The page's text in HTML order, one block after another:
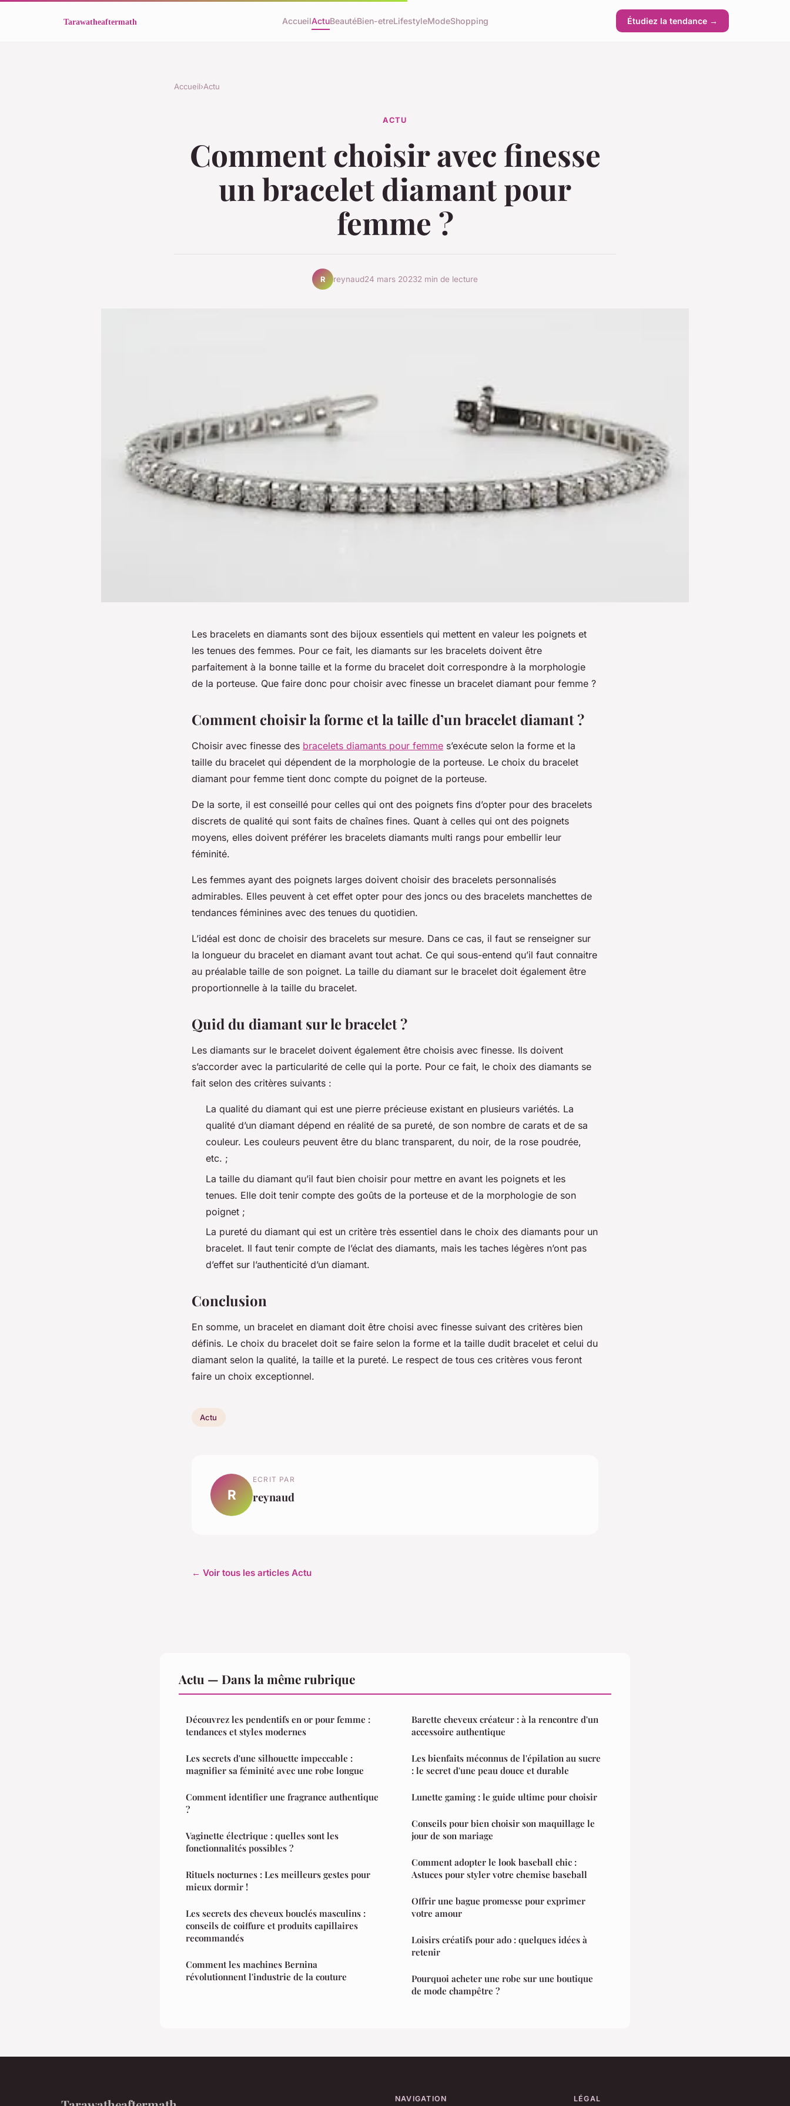
AccueilActuBeautéBien-etreLifestyleModeShopping Étudiez la tendance →
Accueil›Actu
ACTU
Comment choisir avec finesse
un bracelet diamant pour
femme ?
R reynaud24 mars 20232 min de lecture
Les bracelets en diamants sont des bijoux essentiels qui mettent en valeur les poignets et
les tenues des femmes. Pour ce fait, les diamants sur les bracelets doivent être
parfaitement à la bonne taille et la forme du bracelet doit correspondre à la morphologie
de la porteuse. Que faire donc pour choisir avec finesse un bracelet diamant pour femme ?
Comment choisir la forme et la taille d’un bracelet diamant ?
Choisir avec finesse des bracelets diamants pour femme s’exécute selon la forme et la
taille du bracelet qui dépendent de la morphologie de la porteuse. Le choix du bracelet
diamant pour femme tient donc compte du poignet de la porteuse.
De la sorte, il est conseillé pour celles qui ont des poignets fins d’opter pour des bracelets
discrets de qualité qui sont faits de chaînes fines. Quant à celles qui ont des poignets
moyens, elles doivent préférer les bracelets diamants multi rangs pour embellir leur
féminité.
Les femmes ayant des poignets larges doivent choisir des bracelets personnalisés
admirables. Elles peuvent à cet effet opter pour des joncs ou des bracelets manchettes de
tendances féminines avec des tenues du quotidien.
L’idéal est donc de choisir des bracelets sur mesure. Dans ce cas, il faut se renseigner sur
la longueur du bracelet en diamant avant tout achat. Ce qui sous-entend qu’il faut connaitre
au préalable taille de son poignet. La taille du diamant sur le bracelet doit également être
proportionnelle à la taille du bracelet.
Quid du diamant sur le bracelet ?
Les diamants sur le bracelet doivent également être choisis avec finesse. Ils doivent
s’accorder avec la particularité de celle qui la porte. Pour ce fait, le choix des diamants se
fait selon des critères suivants :
La qualité du diamant qui est une pierre précieuse existant en plusieurs variétés. La
qualité d’un diamant dépend en réalité de sa pureté, de son nombre de carats et de sa
couleur. Les couleurs peuvent être du blanc transparent, du noir, de la rose poudrée,
etc. ;
La taille du diamant qu’il faut bien choisir pour mettre en avant les poignets et les
tenues. Elle doit tenir compte des goûts de la porteuse et de la morphologie de son
poignet ;
La pureté du diamant qui est un critère très essentiel dans le choix des diamants pour un
bracelet. Il faut tenir compte de l’éclat des diamants, mais les taches légères n’ont pas
d’effet sur l’authenticité d’un diamant.
Conclusion
En somme, un bracelet en diamant doit être choisi avec finesse suivant des critères bien
définis. Le choix du bracelet doit se faire selon la forme et la taille dudit bracelet et celui du
diamant selon la qualité, la taille et la pureté. Le respect de tous ces critères vous feront
faire un choix exceptionnel.
Actu
R
ECRIT PAR
reynaud
← Voir tous les articles Actu
Actu — Dans la même rubrique
Découvrez les pendentifs en or pour femme :
tendances et styles modernes
Les secrets d'une silhouette impeccable :
magnifier sa féminité avec une robe longue
Comment identifier une fragrance authentique
?
Vaginette électrique : quelles sont les
fonctionnalités possibles ?
Rituels nocturnes : Les meilleurs gestes pour
mieux dormir !
Les secrets des cheveux bouclés masculins :
conseils de coiffure et produits capillaires
recommandés
Comment les machines Bernina
révolutionnent l'industrie de la couture
Barette cheveux créateur : à la rencontre d'un
accessoire authentique
Les bienfaits méconnus de l'épilation au sucre
: le secret d'une peau douce et durable
Lunette gaming : le guide ultime pour choisir
Conseils pour bien choisir son maquillage le
jour de son mariage
Comment adopter le look baseball chic :
Astuces pour styler votre chemise baseball
Offrir une bague promesse pour exprimer
votre amour
Loisirs créatifs pour ado : quelques idées à
retenir
Pourquoi acheter une robe sur une boutique
de mode champêtre ?
NAVIGATION LÉGAL